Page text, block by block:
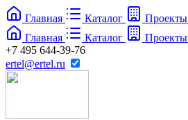
Главная Каталог Проекты
Главная
Каталог Проекты
+7 495 644-39-76
ertel@ertel.ru